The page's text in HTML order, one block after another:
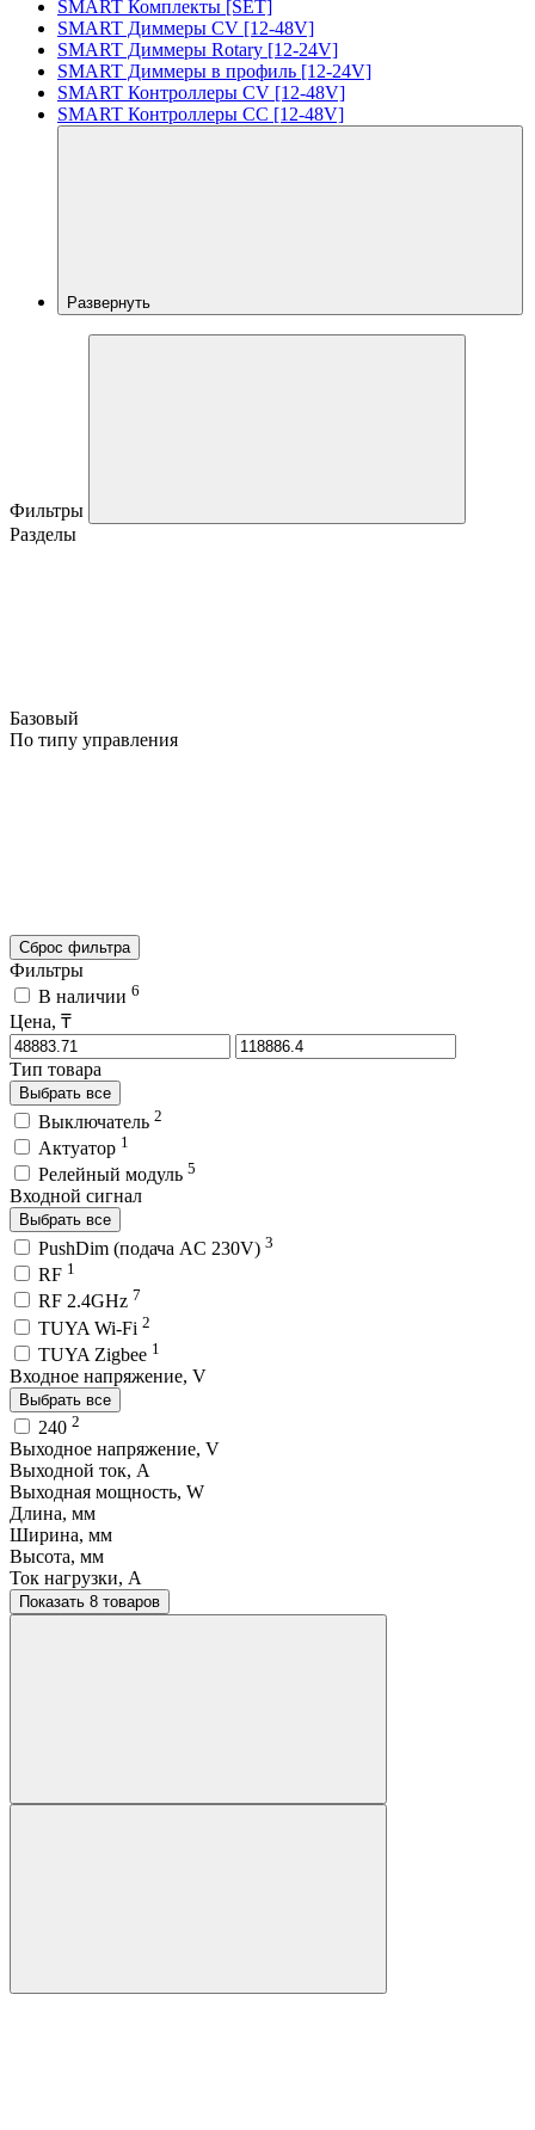
SMART Комплекты [SET]
SMART Диммеры CV [12-48V]
SMART Диммеры Rotary [12-24V]
SMART Диммеры в профиль [12-24V]
SMART Контроллеры CV [12-48V]
SMART Контроллеры CC [12-48V]
Развернуть
Фильтры
Разделы
Базовый
По типу управления
Сброс фильтра
Фильтры
В наличии 6
Цена, ₸
Тип товара
Выбрать все
Выключатель 2
Актуатор 1
Релейный модуль 5
Входной сигнал
Выбрать все
PushDim (подача AC 230V) 3
RF 1
RF 2.4GHz 7
TUYA Wi-Fi 2
TUYA Zigbee 1
Входное напряжение, V
Выбрать все
240 2
Выходное напряжение, V
Выходной ток, A
Выходная мощность, W
Длина, мм
Ширина, мм
Высота, мм
Ток нагрузки, A
Показать 8 товаров